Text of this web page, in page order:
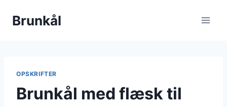
Brunkål
OPSKRIFTER
Brunkål med flæsk til